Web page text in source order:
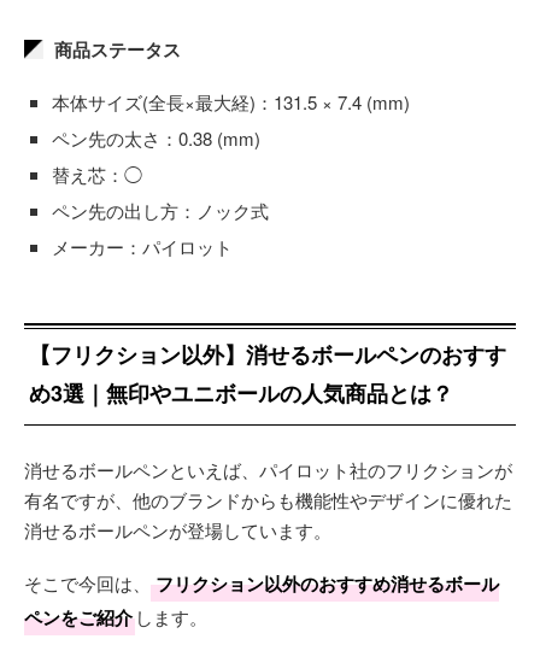
商品ステータス
本体サイズ(全長×最大経)：131.5 × 7.4 (mm)
ペン先の太さ：0.38 (mm)
替え芯：◯
ペン先の出し方：ノック式
メーカー：パイロット
【フリクション以外】消せるボールペンのおすす
め3選｜無印やユニボールの人気商品とは？
消せるボールペンといえば、パイロット社のフリクションが
有名ですが、他のブランドからも機能性やデザインに優れた
消せるボールペンが登場しています。
そこで今回は、
フリクション以外のおすすめ消せるボール
ペンをご紹介 します。